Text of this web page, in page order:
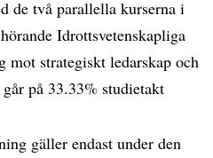
de två parallella kurserna i
Idrottsvetenskapliga
strategiskt ledarskap och
på 33.33% studietakt
gäller endast under den